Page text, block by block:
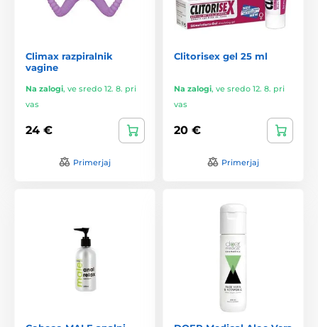
Climax razpiralnik
vagine
Na zalogi, ve sredo 12. 8. pri
vas
24 €
Primerjaj
Clitorisex gel 25 ml
Na zalogi, ve sredo 12. 8. pri
vas
20 €
Primerjaj